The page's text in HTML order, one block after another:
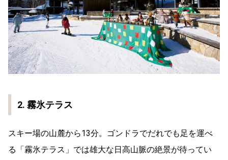
2. 霧氷テラス
スキー場の山麓から13分。ゴンドラでだれでも足を運べ
る「霧氷テラス」では雄大な日高山脈の絶景が待ってい